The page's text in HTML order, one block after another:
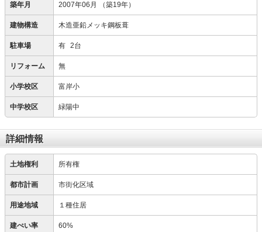
築年月 2007年06月 （築19年）
建物構造 木造亜鉛メッキ鋼板葺
駐車場 有 2台
リフォーム 無
小学校区 富岸小
中学校区 緑陽中
詳細情報
土地権利 所有権
都市計画 市街化区域
用途地域 １種住居
建ぺい率 60%